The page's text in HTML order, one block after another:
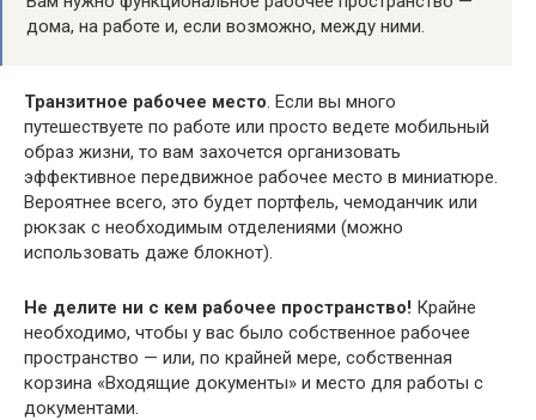
дома, на работе и, если возможно, между ними.
Транзитное рабочее место . Если вы много
путешествуете по работе или просто ведете мобильный
образ жизни, то вам захочется организовать
эффективное передвижное рабочее место в миниатюре.
Вероятнее всего, это будет портфель, чемоданчик или
рюкзак с необходимым отделениями (можно
использовать даже блокнот).
Не делите ни с кем рабочее пространство! Крайне
необходимо, чтобы у вас было собственное рабочее
пространство — или, по крайней мере, собственная
корзина «Входящие документы» и место для работы с
документами.